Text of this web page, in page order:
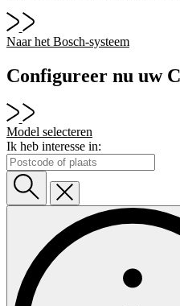
Naar het Bosch-systeem
Configureer nu uw
Model selecteren
Ik heb interesse in: